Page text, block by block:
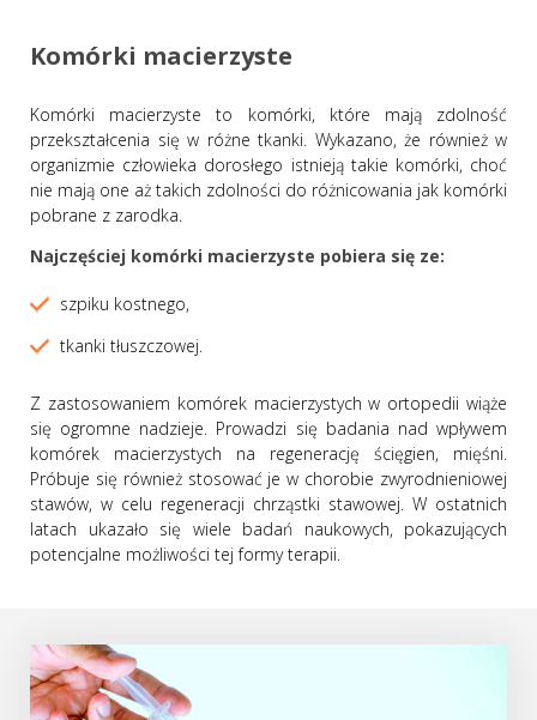
Komórki macierzyste
Komórki macierzyste to komórki, które mają zdolność
przekształcenia się w różne tkanki. Wykazano, że również w
organizmie człowieka dorosłego istnieją takie komórki, choć
nie mają one aż takich zdolności do różnicowania jak komórki
pobrane z zarodka.
Najczęściej komórki macierzyste pobiera się ze:
szpiku kostnego,
tkanki tłuszczowej.
Z zastosowaniem komórek macierzystych w ortopedii wiąże
się ogromne nadzieje. Prowadzi się badania nad wpływem
komórek macierzystych na regenerację ścięgien, mięśni.
Próbuje się również stosować je w chorobie zwyrodnieniowej
stawów, w celu regeneracji chrząstki stawowej. W ostatnich
latach ukazało się wiele badań naukowych, pokazujących
potencjalne możliwości tej formy terapii.